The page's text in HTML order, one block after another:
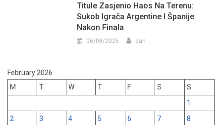
Titule Zasjenio Haos Na Terenu:
Sukob Igrača Argentine I Španije
Nakon Finala
06/08/2026 dan
February 2026
M
T W T F S
S
1
2
3 4 5 6 7
8